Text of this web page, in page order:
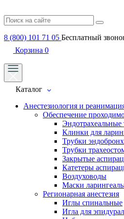
8 (800) 101 71 05 Бесплатный
Корзина 0
Каталог
Анестезиология и
Обеспечение
Эндотрахеальные
Клинки для
Трубки
Трубки
Закрытые
Катетеры
Воздуховоды
Маски
Регионарная анестезия
Иглы спинальные
Игла для